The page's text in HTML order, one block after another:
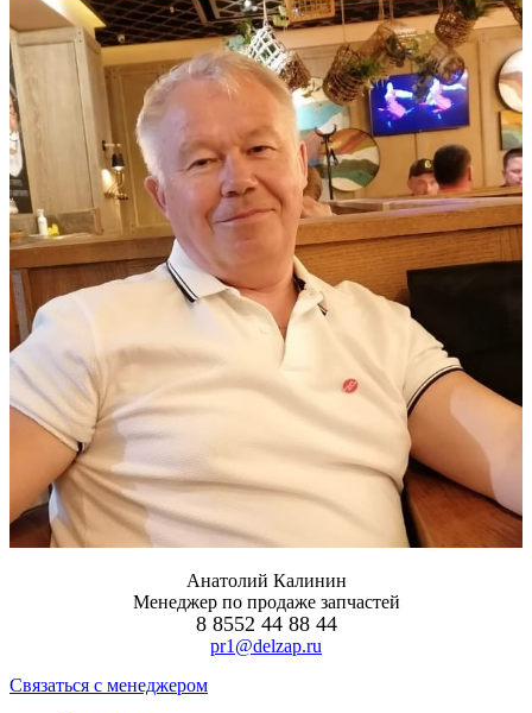
Анатолий Калинин
Менеджер по продаже запчастей
8 8552 44 88 44
pr1@delzap.ru
Cвязаться с менеджером